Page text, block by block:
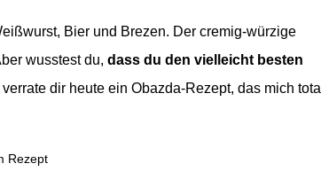
Bier und Brezen. Der cremig-würzige
wusstest du, dass du den vielleicht besten
verrate dir heute ein Obazda-Rezept, das mich total
Rezept